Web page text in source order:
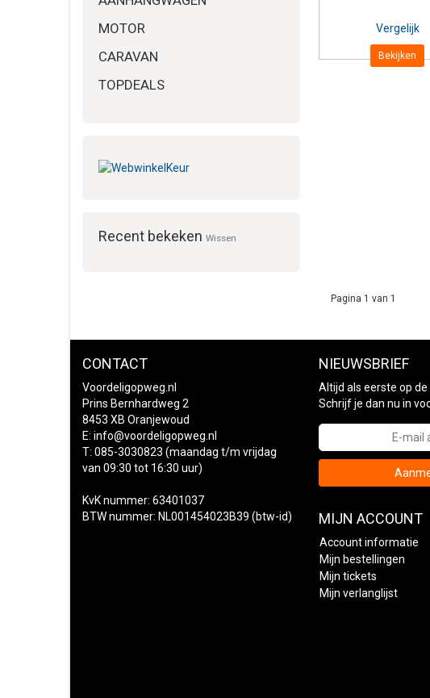
MOTOR
CARAVAN
TOPDEALS
Recent bekeken Wissen
Vergelijk
Bekijken
Pagina 1 van 1
CONTACT
Voordeligopweg.nl
Prins Bernhardweg 2
8453 XB Oranjewoud
E: info@voordeligopweg.nl
T: 085-3030823 (maandag t/m vrijdag
van 09:30 tot 16:30 uur)
KvK nummer: 63401037
BTW nummer: NL001454023B39 (btw-id)
NIEUWSBRIEF
Altijd als eerste op de
Schrijf je dan nu in
MIJN ACCOUNT
Account informatie
Mijn bestellingen
Mijn tickets
Mijn verlanglijst